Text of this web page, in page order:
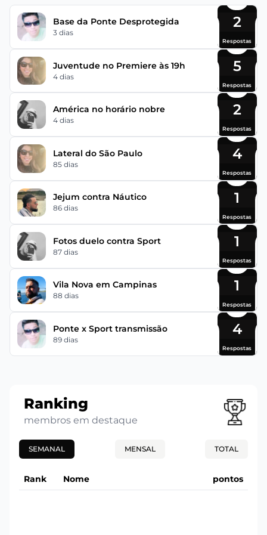
Base da Ponte Desprotegida
3 dias
2
Respostas
Juventude no Premiere às 19h
4 dias
5
Respostas
América no horário nobre
4 dias
2
Respostas
Lateral do São Paulo
85 dias
4
Respostas
Jejum contra Náutico
86 dias
1
Respostas
Fotos duelo contra Sport
87 dias
1
Respostas
Vila Nova em Campinas
88 dias
1
Respostas
Ponte x Sport transmissão
89 dias
4
Respostas
Ranking
membros em destaque
SEMANAL MENSAL TOTAL
Rank Nome pontos